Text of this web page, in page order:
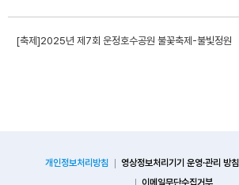
[축제]2025년 제7회 운정호수공원 불꽃축제-불빛정원
개인정보처리방침 영상정보처리기기 운영·관리 방침